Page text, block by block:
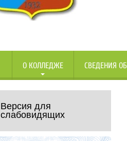
О КОЛЛЕДЖЕ СВЕДЕНИЯ
Версия для
слабовидящих